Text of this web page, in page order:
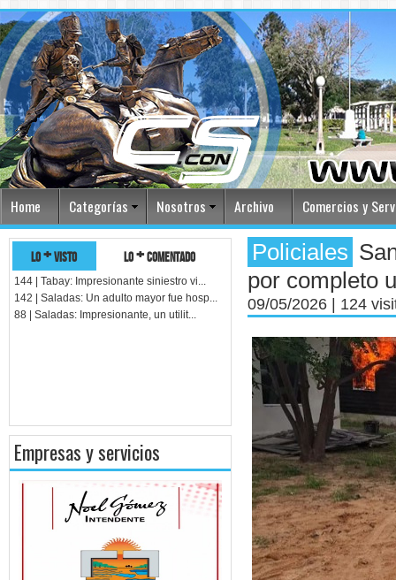
Home Categorías Nosotros Archivo Comercios y
lo + visto lo + comentado
144 | Tabay: Impresionante siniestro vi...
142 | Saladas: Un adulto mayor fue hosp...
88 | Saladas: Impresionante, un utilit...
Empresas y servicios
Policiales
por completo
09/05/2026 | 124